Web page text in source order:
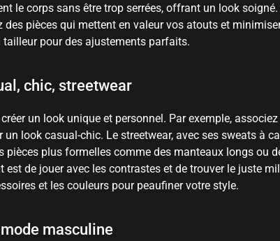
le corps sans être trop serrées, offrant un look
des pièces qui mettent en valeur vos atouts et
pour des ajustements parfaits.
chic, streetwear
un look unique et personnel. Par exemple,
look casual-chic. Le streetwear, avec ses sweats à
pièces plus formelles comme des manteaux longs ou
est de jouer avec les contrastes et de trouver le juste
et les couleurs pour peaufiner votre style.
masculine